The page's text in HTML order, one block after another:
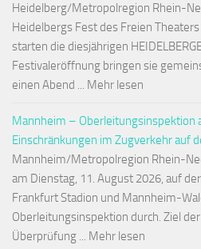
Heidelberg/Metropolregion Rhein-
Heidelbergs Fest des Freien
starten die diesjährigen
Festivaleröffnung bringen sie
einen Abend ... Mehr lesen
Mannheim – Oberleitungsinspektion
Einschränkungen im Zugverkehr auf
Mannheim/Metropolregion Rhein-
am Dienstag, 11. August 2026, auf
Frankfurt Stadion und Mannheim-
Oberleitungsinspektion durch. Ziel
Überprüfung ... Mehr lesen